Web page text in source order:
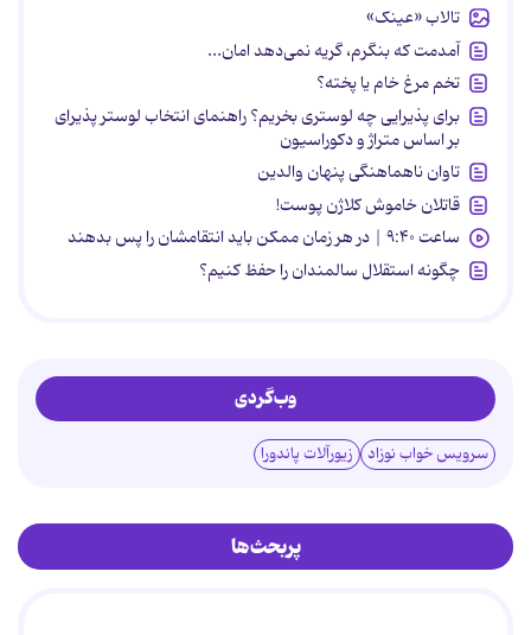
تالاب «عینک»
آمدمت که بنگرم، گریه نمی‌دهد امان...
تخم مرغ خام یا پخته؟
برای پذیرایی چه لوستری بخریم؟ راهنمای انتخاب لوستر پذیرای
بر اساس متراژ و دکوراسیون
تاوان ناهماهنگی پنهان والدین
قاتلان خاموش کلاژن پوست!
ساعت ۹:۴۰ | در هر زمان ممکن باید انتقامشان را پس بدهند
چگونه استقلال سالمندان را حفظ کنیم؟
وب‌گردی
سرویس خواب نوزاد زیورآلات پاندورا
پربحث‌ها